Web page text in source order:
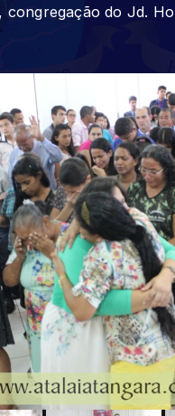
congregação do Jd.